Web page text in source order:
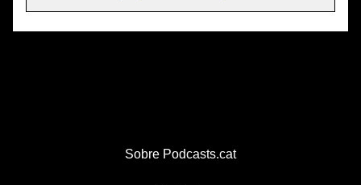
Sobre Podcasts.cat